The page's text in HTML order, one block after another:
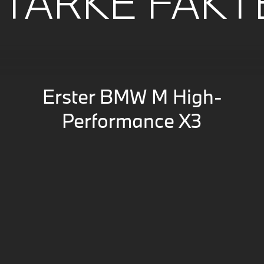
Erster BMW M High-
Performance X3